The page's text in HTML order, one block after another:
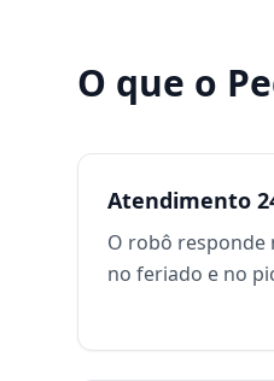
O que o
Atendimento
O robô responde
no feriado e no